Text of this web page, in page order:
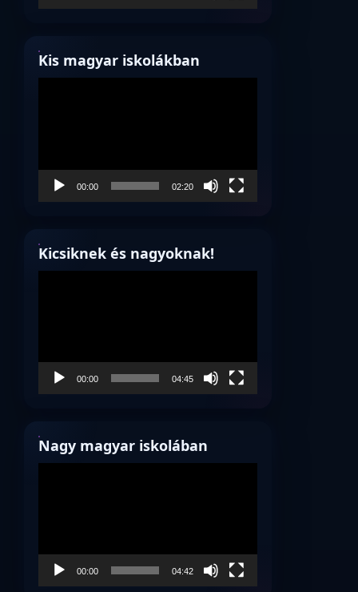
Kis magyar iskolákban
00:00 02:20
Kicsiknek és nagyoknak!
00:00 04:45
Nagy magyar iskolában
00:00 04:42